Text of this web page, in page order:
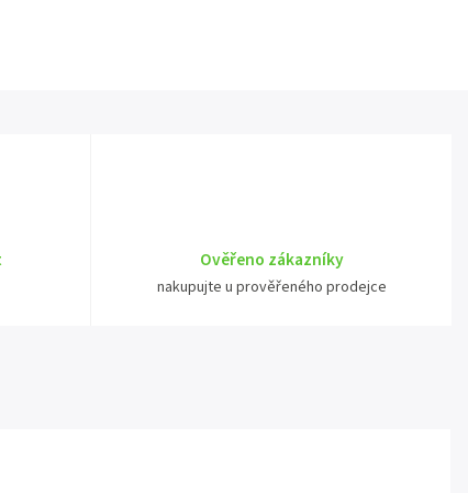
Ověřeno zákazníky
nakupujte u prověřeného prodejce